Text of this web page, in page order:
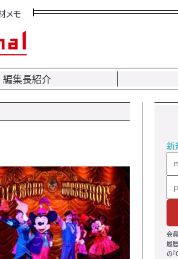
メモ
編集長紹介
新
会
履
の